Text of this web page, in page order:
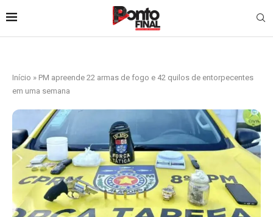
Início » PM apreende 22 armas de fogo e 42 quilos de entorpecentes
em uma semana